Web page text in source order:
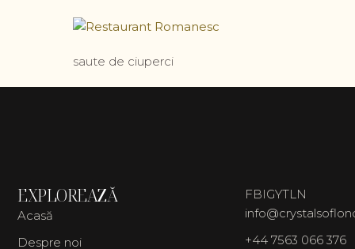
saute de ciuperci
EXPLOREAZĂ
Acasă
Despre noi
FBIGYTLN
+44 7563 066 376